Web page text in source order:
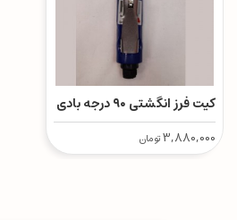
کیت فرز انگشتی ۹۰ درجه بادی
3,880,000تومان